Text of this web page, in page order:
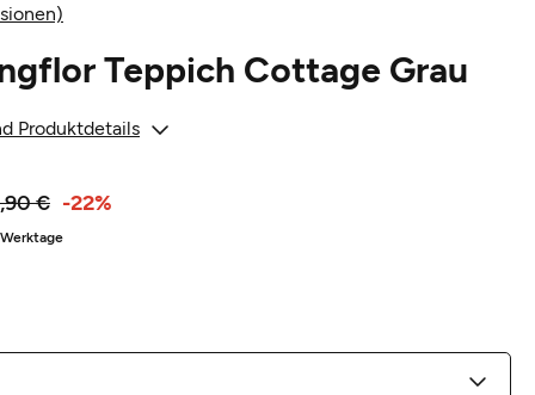
Teppich Cottage Grau
Produktdetails
€ -22%